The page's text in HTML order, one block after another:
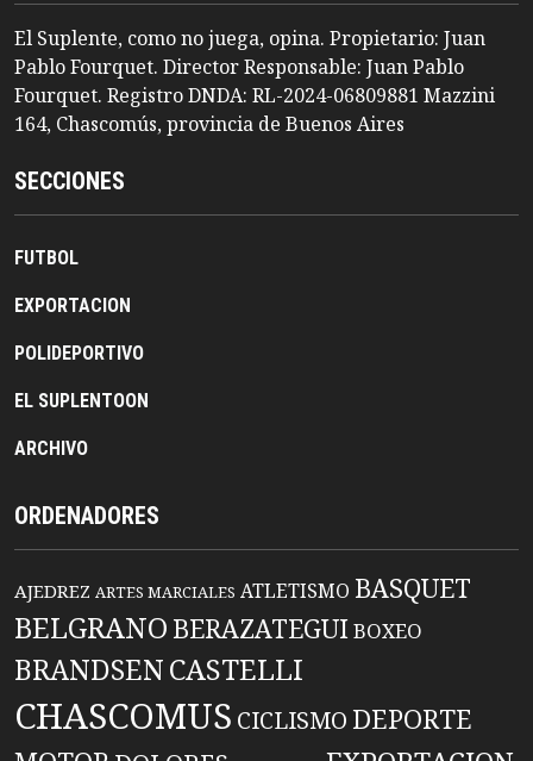
El Suplente, como no juega, opina. Propietario: Juan
Pablo Fourquet. Director Responsable: Juan Pablo
Fourquet. Registro DNDA: RL-2024-06809881 Mazzini
164, Chascomús, provincia de Buenos Aires
SECCIONES
FUTBOL
EXPORTACION
POLIDEPORTIVO
EL SUPLENTOON
ARCHIVO
ORDENADORES
AJEDREZ ARTES MARCIALES ATLETISMO BASQUET
BELGRANO BERAZATEGUIBOXEO
BRANDSENCASTELLI
CHASCOMUS CICLISMO DEPORTE